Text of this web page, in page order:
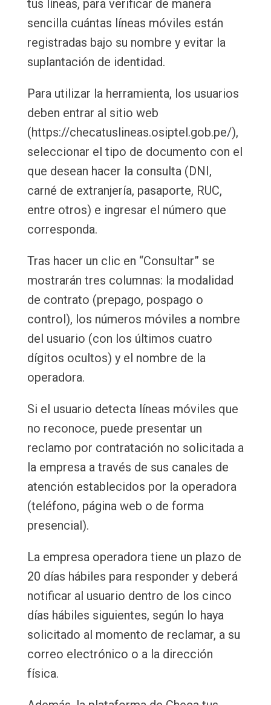
tus líneas, para verificar de manera
sencilla cuántas líneas móviles están
registradas bajo su nombre y evitar la
suplantación de identidad.
Para utilizar la herramienta, los usuarios
deben entrar al sitio web
(https://checatuslineas.osiptel.gob.pe/),
seleccionar el tipo de documento con el
que desean hacer la consulta (DNI,
carné de extranjería, pasaporte, RUC,
entre otros) e ingresar el número que
corresponda.
Tras hacer un clic en “Consultar” se
mostrarán tres columnas: la modalidad
de contrato (prepago, pospago o
control), los números móviles a nombre
del usuario (con los últimos cuatro
dígitos ocultos) y el nombre de la
operadora.
Si el usuario detecta líneas móviles que
no reconoce, puede presentar un
reclamo por contratación no solicitada a
la empresa a través de sus canales de
atención establecidos por la operadora
(teléfono, página web o de forma
presencial).
La empresa operadora tiene un plazo de
20 días hábiles para responder y deberá
notificar al usuario dentro de los cinco
días hábiles siguientes, según lo haya
solicitado al momento de reclamar, a su
correo electrónico o a la dirección
física.